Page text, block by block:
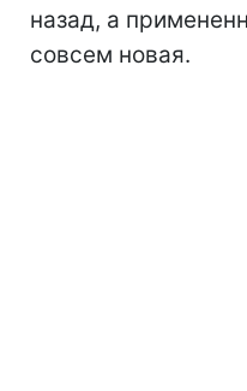
назад, а
совсем новая.